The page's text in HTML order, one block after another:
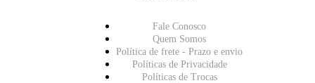
Fale Conosco
Quem Somos
Política de frete - Prazo e envio
Políticas de Privacidade
Políticas de Trocas